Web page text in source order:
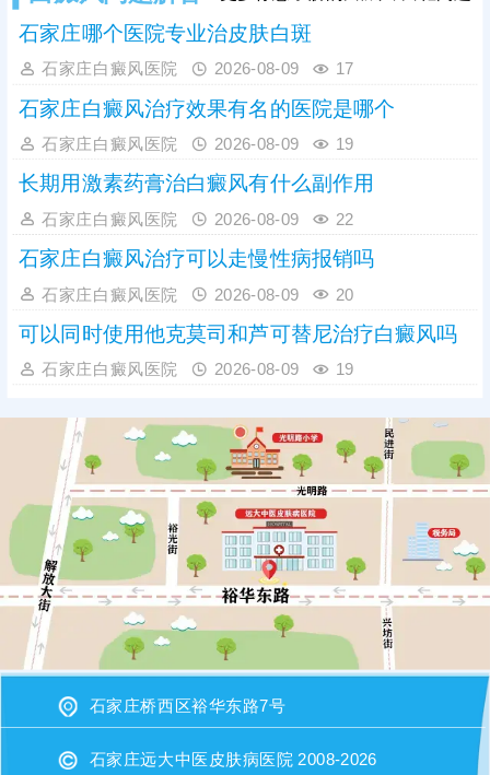
石家庄哪个医院专业治皮肤白斑
石家庄白癜风医院 2026-08-09 17
石家庄白癜风治疗效果有名的医院是哪个
石家庄白癜风医院 2026-08-09 19
长期用激素药膏治白癜风有什么副作用
石家庄白癜风医院 2026-08-09 22
石家庄白癜风治疗可以走慢性病报销吗
石家庄白癜风医院 2026-08-09 20
可以同时使用他克莫司和芦可替尼治疗白癜风吗
石家庄白癜风医院 2026-08-09 19
石家庄桥西区裕华东路7号
石家庄远大中医皮肤病医院 2008-2026